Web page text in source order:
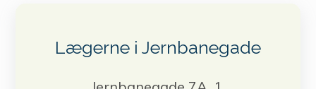
Lægerne i Jernbanegade